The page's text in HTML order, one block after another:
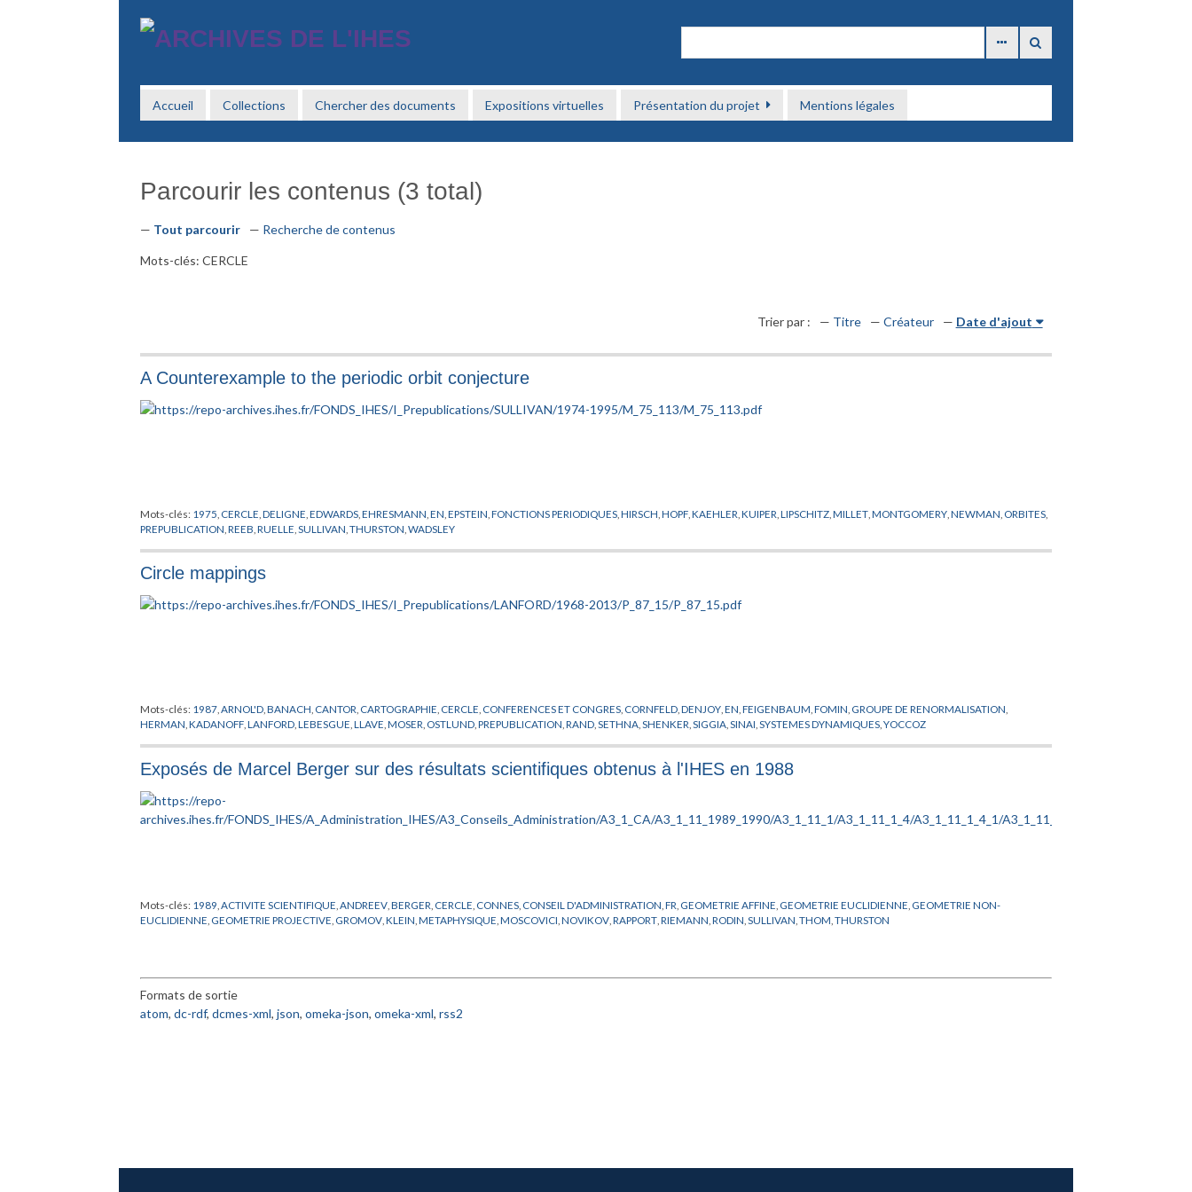
Accueil Collections Chercher des documents Expositions virtuelles Présentation du projet Mentions légales
Parcourir les contenus (3 total)
Tout parcourir Recherche de contenus
Mots-clés: CERCLE
Trier par : Titre Créateur Date d'ajout
A Counterexample to the periodic orbit conjecture
Mots-clés: 1975 CERCLE ,DELIGNE ,EDWARDS ,EHRESMANN ,EN ,EPSTEIN ,FONCTIONS PERIODIQUES ,HIRSCH ,HOPF ,KAEHLER ,KUIPER ,LIPSCHITZ ,MILLET ,MONTGOMERY ,NEWMAN ORBITES
PREPUBLICATION ,REEB ,RUELLE SULLIVAN ,THURSTON ,WADSLEY
Circle mappings
Mots-clés: 1987 ,ARNOL'D ,BANACH CANTOR CARTOGRAPHIE CERCLE CONFERENCES ET CONGRES CORNFELD ,DENJOY ,EN ,FEIGENBAUM ,FOMIN GROUPE DE RENORMALISATION
HERMAN ,KADANOFF ,LANFORD ,LEBESGUE ,LLAVE ,MOSER OSTLUND ,PREPUBLICATION ,RAND ,SETHNA ,SHENKER ,SIGGIA ,SINAI ,SYSTEMES DYNAMIQUES ,YOCCOZ
Exposés de Marcel Berger sur des résultats scientifiques obtenus à l'IHES en 1988
Mots-clés: 1989 ACTIVITE SCIENTIFIQUE ANDREEV ,BERGER CERCLE CONNES CONSEIL D'ADMINISTRATION ,FR GEOMETRIE AFFINE GEOMETRIE EUCLIDIENNE GEOMETRIE NON-
EUCLIDIENNE GEOMETRIE PROJECTIVE GROMOV ,KLEIN ,METAPHYSIQUE ,MOSCOVICI ,NOVIKOV ,RAPPORT ,RIEMANN ,RODIN SULLIVAN ,THOM ,THURSTON
Formats de sortie
atom,dc-rdf,dcmes-xml,json,omeka-json,omeka-xml,rss2